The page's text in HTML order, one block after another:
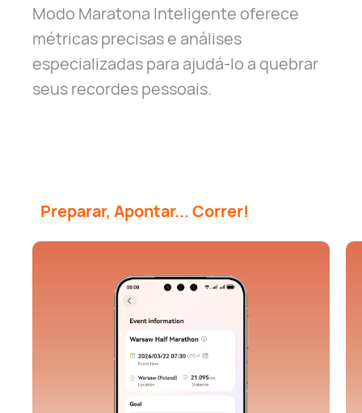
Modo Maratona Inteligente oferece
métricas precisas e análises
especializadas para ajudá-lo a quebrar
seus recordes pessoais.
Preparar, Apontar... Correr!